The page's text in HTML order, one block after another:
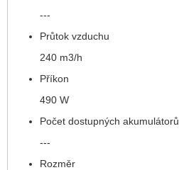
---
Průtok vzduchu
240 m3/h
Příkon
490 W
Počet dostupných akumulátorů
---
Rozměr